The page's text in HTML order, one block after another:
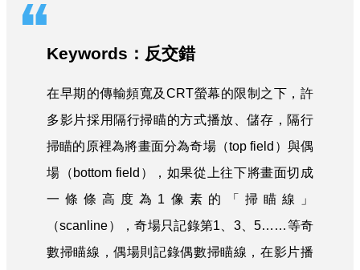
Keywords：反交錯
在早期的傳輸頻寬及CRT螢幕的限制之下，許
多影片採用隔行掃瞄的方式播放、儲存，隔行
掃瞄的原裡為將畫面分為奇場（top field）與偶
場（bottom field），如果從上往下將畫面切成
一條條高度為1像素的「掃瞄線」
（scanline），奇場只記錄第1、3、5……等奇
數掃瞄線，偶場則記錄偶數掃瞄線，在影片播